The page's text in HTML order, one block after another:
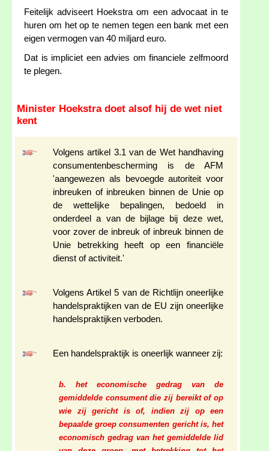
Feitelijk adviseert Hoekstra om een advocaat in te
huren om het op te nemen tegen een bank met een
eigen vermogen van 40 miljard euro.
Dat is impliciet een advies om financiele zelfmoord
te plegen.
Minister Hoekstra doet alsof hij de wet niet
kent
Volgens artikel 3.1 van de Wet handhaving
consumentenbescherming is de AFM
'aangewezen als bevoegde autoriteit voor
inbreuken of inbreuken binnen de Unie op
de wettelijke bepalingen, bedoeld in
onderdeel a van de bijlage bij deze wet,
voor zover de inbreuk of inbreuk binnen de
Unie betrekking heeft op een financiële
dienst of activiteit.'
Volgens Artikel 5 van de Richtlijn oneerlijke
handelspraktijken van de EU zijn oneerlijke
handelspraktijken verboden.
Een handelspraktijk is oneerlijk wanneer zij:
b. het economische gedrag van de
gemiddelde consument die zij bereikt of op
wie zij gericht is of, indien zij op een
bepaalde groep consumenten gericht is, het
economisch gedrag van het gemiddelde lid